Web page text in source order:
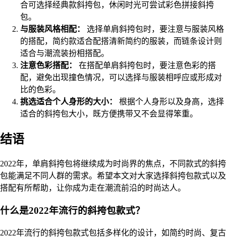
合可选择经典款斜挎包，休闲时光可尝试彩色拼接斜挎
包。
与服装风格相配：
选择单肩斜挎包时，要注意与服装风格
的搭配，简约款适合配搭清新简约的服装，而链条设计则
适合与潮流装扮相搭配。
注意色彩搭配：
在搭配单肩斜挎包时，要注意色彩的搭
配，避免出现撞色情况，可以选择与服装相呼应或形成对
比的色彩。
挑选适合个人身形的大小：
根据个人身形以及身高，选择
适合的斜挎包大小，既方便携带又不会显得笨重。
结语
2022年，单肩斜挎包将继续成为时尚界的焦点，不同款式的斜挎
包能满足不同人群的需求。希望本文对大家选择斜挎包款式以及
搭配有所帮助，让你成为走在潮流前沿的时尚达人。
什么是2022年流行的斜挎包款式？
2022年流行的斜挎包款式包括多样化的设计，如简约时尚、复古